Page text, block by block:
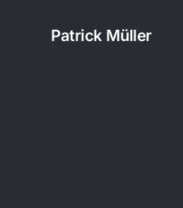
Patrick Müller